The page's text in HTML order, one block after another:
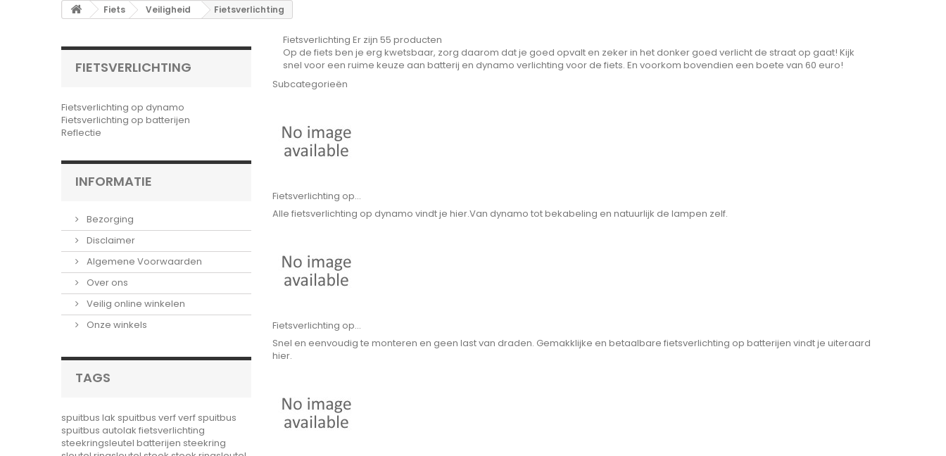
Fiets Veiligheid Fietsverlichting
FIETSVERLICHTING
Fietsverlichting op dynamo
Fietsverlichting op batterijen
Reflectie
INFORMATIE
Bezorging
Disclaimer
Algemene Voorwaarden
Over ons
Veilig online winkelen
Onze winkels
TAGS
spuitbus lak spuitbus verfverf spuitbus
spuitbus autolak fietsverlichting
steekringsleutel batterijen steekring
Fietsverlichting Er zijn 55 producten
Op de fiets ben je erg kwetsbaar, zorg daarom dat je goed opvalt en zeker in het donker goed verlicht de straat op gaat! Kijk
snel voor een ruime keuze aan batterij en dynamo verlichting voor de fiets. En voorkom bovendien een boete van 60 euro!
Subcategorieën
Fietsverlichting op...
Alle fietsverlichting op dynamo vindt je hier.Van dynamo tot bekabeling en natuurlijk de lampen zelf.
Fietsverlichting op...
Snel en eenvoudig te monteren en geen last van draden. Gemakklijke en betaalbare fietsverlichting op batterijen vindt je uiteraard
hier.